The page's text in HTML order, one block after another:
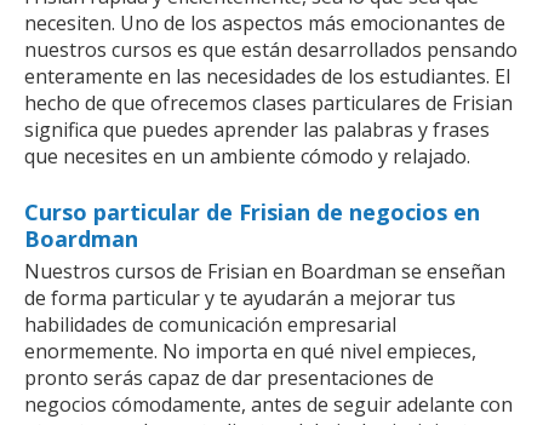
necesiten. Uno de los aspectos más emocionantes de
nuestros cursos es que están desarrollados pensando
enteramente en las necesidades de los estudiantes. El
hecho de que ofrecemos clases particulares de Frisian
significa que puedes aprender las palabras y frases
que necesites en un ambiente cómodo y relajado.
Curso particular de Frisian de negocios en
Boardman
Nuestros cursos de Frisian en Boardman se enseñan
de forma particular y te ayudarán a mejorar tus
habilidades de comunicación empresarial
enormemente. No importa en qué nivel empieces,
pronto serás capaz de dar presentaciones de
negocios cómodamente, antes de seguir adelante con